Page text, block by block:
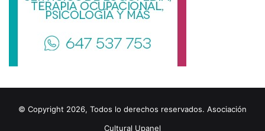
© Copyright 2026, Todos lo derechos reservados. Asociación
Cultural Upanel